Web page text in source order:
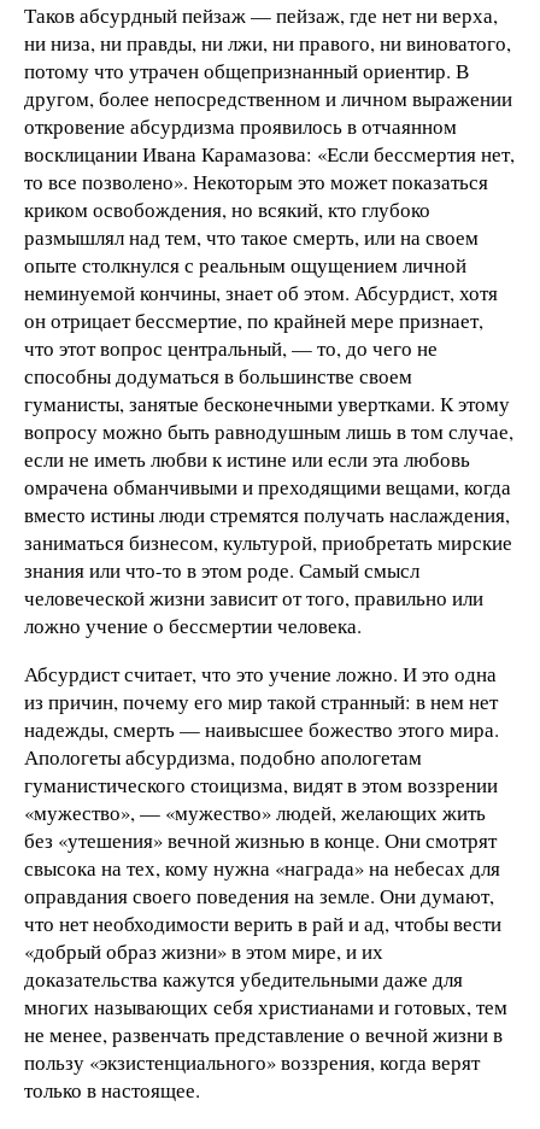
Таков абсурдный пейзаж — пейзаж, где нет ни верха,
ни низа, ни правды, ни лжи, ни правого, ни виноватого,
потому что утрачен общепризнанный ориентир. В
другом, более непосредственном и личном выражении
откровение абсурдизма проявилось в отчаянном
восклицании Ивана Карамазова: «Если бессмертия нет,
то все позволено». Некоторым это может показаться
криком освобождения, но всякий, кто глубоко
размышлял над тем, что такое смерть, или на своем
опыте столкнулся с реальным ощущением личной
неминуемой кончины, знает об этом. Абсурдист, хотя
он отрицает бессмертие, по крайней мере признает,
что этот вопрос центральный, — то, до чего не
способны додуматься в большинстве своем
гуманисты, занятые бесконечными увертками. К этому
вопросу можно быть равнодушным лишь в том случае,
если не иметь любви к истине или если эта любовь
омрачена обманчивыми и преходящими вещами, когда
вместо истины люди стремятся получать наслаждения,
заниматься бизнесом, культурой, приобретать мирские
знания или что-то в этом роде. Самый смысл
человеческой жизни зависит от того, правильно или
ложно учение о бессмертии человека.
Абсурдист считает, что это учение ложно. И это одна
из причин, почему его мир такой странный: в нем нет
надежды, смерть — наивысшее божество этого мира.
Апологеты абсурдизма, подобно апологетам
гуманистического стоицизма, видят в этом воззрении
«мужество», — «мужество» людей, желающих жить
без «утешения» вечной жизнью в конце. Они смотрят
свысока на тех, кому нужна «награда» на небесах для
оправдания своего поведения на земле. Они думают,
что нет необходимости верить в рай и ад, чтобы вести
«добрый образ жизни» в этом мире, и их
доказательства кажутся убедительными даже для
многих называющих себя христианами и готовых, тем
не менее, развенчать представление о вечной жизни в
пользу «экзистенциального» воззрения, когда верят
только в настоящее.